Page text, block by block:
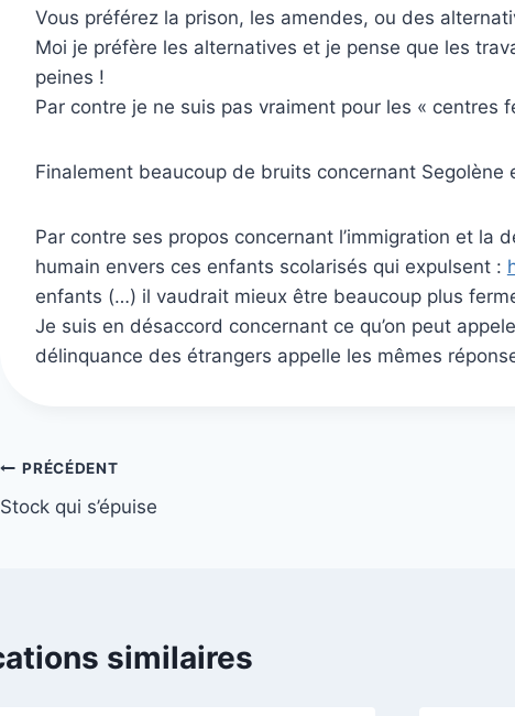
Vous préférez la prison, les amendes, ou des
Moi je préfère les alternatives et je pense que les
peines !
Par contre je ne suis pas vraiment pour les «
Finalement beaucoup de bruits concernant Segolène
Par contre ses propos concernant l’immigration et la
humain envers ces enfants scolarisés qui expulsent :
enfants (…) il vaudrait mieux être beaucoup plus
Je suis en désaccord concernant ce qu’on peut
délinquance des étrangers appelle les mêmes
Navigation
de
PRÉCÉDENT
Stock qui s’épuise
similaires